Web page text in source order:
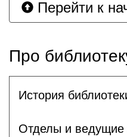
Перейти к
Про
История
Отделы и ведущие